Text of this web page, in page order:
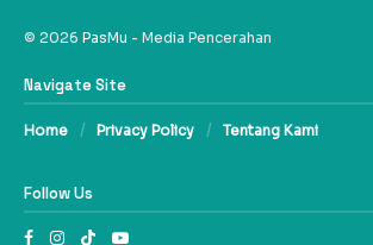
© 2026 PasMu - Media Pencerahan
Navigate Site
Home Privacy Policy Tentang Kami
Follow Us